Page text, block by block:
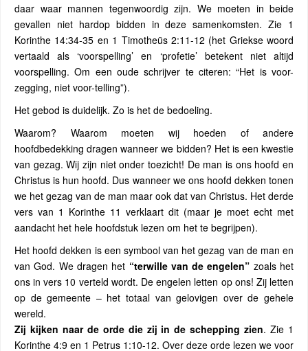
daar waar mannen tegenwoordig zijn. We moeten in beide
gevallen niet hardop bidden in deze samenkomsten. Zie 1
Korinthe 14:34-35 en 1 Timotheüs 2:11-12 (het Griekse woord
vertaald als ‘voorspelling’ en ‘profetie’ betekent niet altijd
voorspelling. Om een oude schrijver te citeren: “Het is voor-
zegging, niet voor-telling”).
Het gebod is duidelijk. Zo is het de bedoeling.
Waarom? Waarom moeten wij hoeden of andere
hoofdbedekking dragen wanneer we bidden? Het is een kwestie
van gezag. Wij zijn niet onder toezicht! De man is ons hoofd en
Christus is hun hoofd. Dus wanneer we ons hoofd dekken tonen
we het gezag van de man maar ook dat van Christus. Het derde
vers van 1 Korinthe 11 verklaart dit (maar je moet echt met
aandacht het hele hoofdstuk lezen om het te begrijpen).
Het hoofd dekken is een symbool van het gezag van de man en
van God. We dragen het “terwille van de engelen” zoals het
ons in vers 10 verteld wordt. De engelen letten op ons! Zij letten
op de gemeente – het totaal van gelovigen over de gehele
wereld.
Zij kijken naar de orde die zij in de schepping zien. Zie 1
Korinthe 4:9 en 1 Petrus 1:10-12. Over deze orde lezen we voor